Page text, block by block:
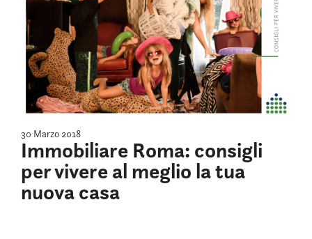
30 Marzo 2018
Immobiliare Roma: consigli
per vivere al meglio la tua
nuova casa